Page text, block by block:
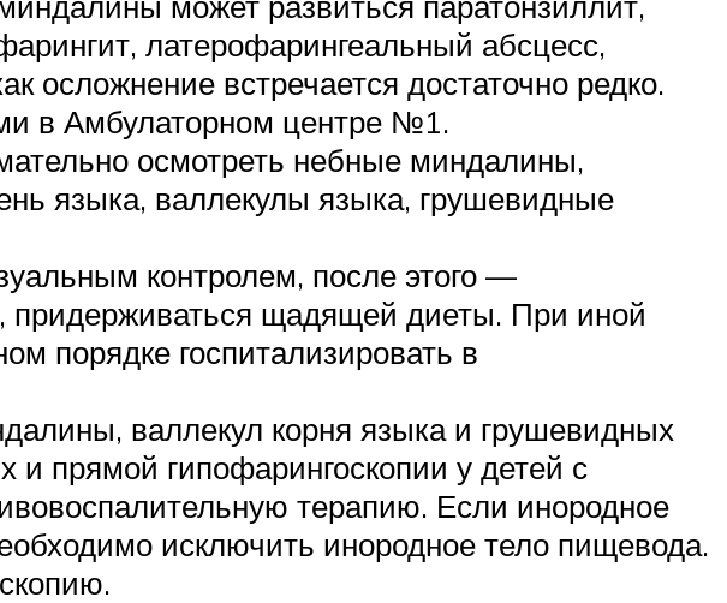
латерофарингеальный абсцесс,
осложнение встречается достаточно редко.
в Амбулаторном центре №1.
осмотреть небные миндалины,
языка, валлекулы языка, грушевидные
контролем, после этого —
придерживаться щадящей диеты. При иной
порядке госпитализировать в
валлекул корня языка и грушевидных
и прямой гипофарингоскопии у детей с
терапию. Если инородное
исключить инородное тело пищевода.